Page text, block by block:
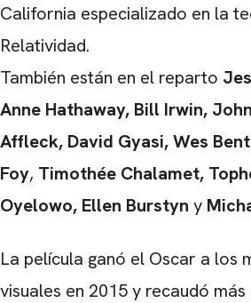
California especializado en la
Relatividad.
También están en el reparto
Anne Hathaway, Bill Irwin,
Affleck, David Gyasi,Wes
Foy, Timothée Chalamet,
Oyelowo, Ellen Burstyn y
La película ganó el Oscar a los
visuales en 2015 y recaudó